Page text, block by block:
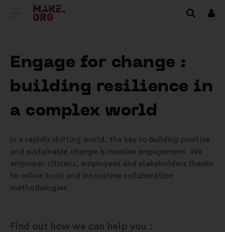
DOTIES
VIETNES
MAKE.ORG
SĀKUMLAPU
Engage for change :
building resilience in
a complex world
In a rapidly shifting world, the key to building positive
and sustainable change is massive engagement. We
empower citizens, employees and stakeholders thanks
to online tools and innovative collaboration
methodologies
Find out how we can help you :